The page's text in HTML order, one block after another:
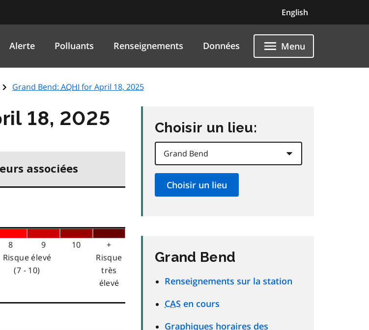
English
Alerte Polluants Renseignements Données Menu
Grand Bend: AQHI for April 18, 2025
18, 2025
associées
8 9 10
+
Risque élevé
(7 - 10)
Risque
très
élevé
Choisir un lieu:
Grand Bend
Renseignements sur la station
CAS en cours
Graphiques horaires des